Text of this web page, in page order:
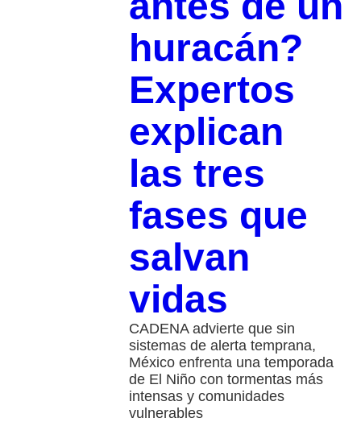
huracán?
Expertos
explican
las tres
fases que
salvan
vidas
CADENA advierte que sin
sistemas de alerta temprana,
México enfrenta una temporada
de El Niño con tormentas más
intensas y comunidades
vulnerables